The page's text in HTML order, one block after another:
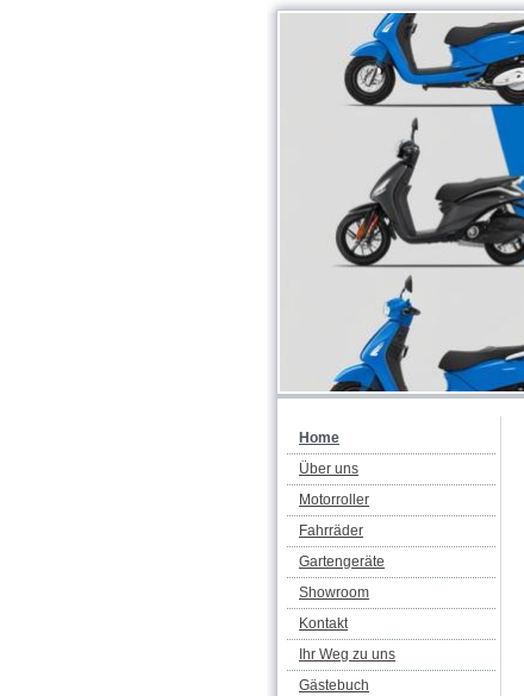
Home
Über uns
Motorroller
Fahrräder
Gartengeräte
Showroom
Kontakt
Ihr Weg zu uns
Gästebuch